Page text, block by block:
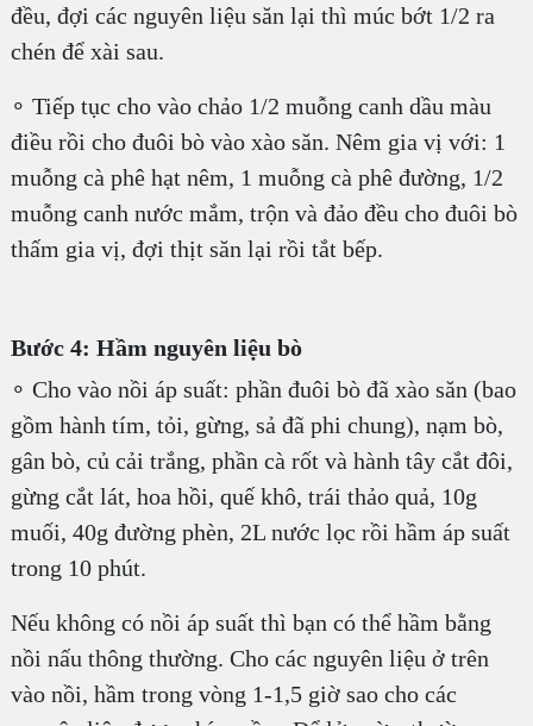
đều, đợi các nguyên liệu săn lại thì múc bớt 1/2 ra
chén để xài sau.
∘ Tiếp tục cho vào chảo 1/2 muỗng canh dầu màu
điều rồi cho đuôi bò vào xào săn. Nêm gia vị với: 1
muỗng cà phê hạt nêm, 1 muỗng cà phê đường, 1/2
muỗng canh nước mắm, trộn và đảo đều cho đuôi bò
thấm gia vị, đợi thịt săn lại rồi tắt bếp.
Bước 4: Hầm nguyên liệu bò
∘ Cho vào nồi áp suất: phần đuôi bò đã xào săn (bao
gồm hành tím, tỏi, gừng, sả đã phi chung), nạm bò,
gân bò, củ cải trắng, phần cà rốt và hành tây cắt đôi,
gừng cắt lát, hoa hồi, quế khô, trái thảo quả, 10g
muối, 40g đường phèn, 2L nước lọc rồi hầm áp suất
trong 10 phút.
Nếu không có nồi áp suất thì bạn có thể hầm bằng
nồi nấu thông thường. Cho các nguyên liệu ở trên
vào nồi, hầm trong vòng 1-1,5 giờ sao cho các